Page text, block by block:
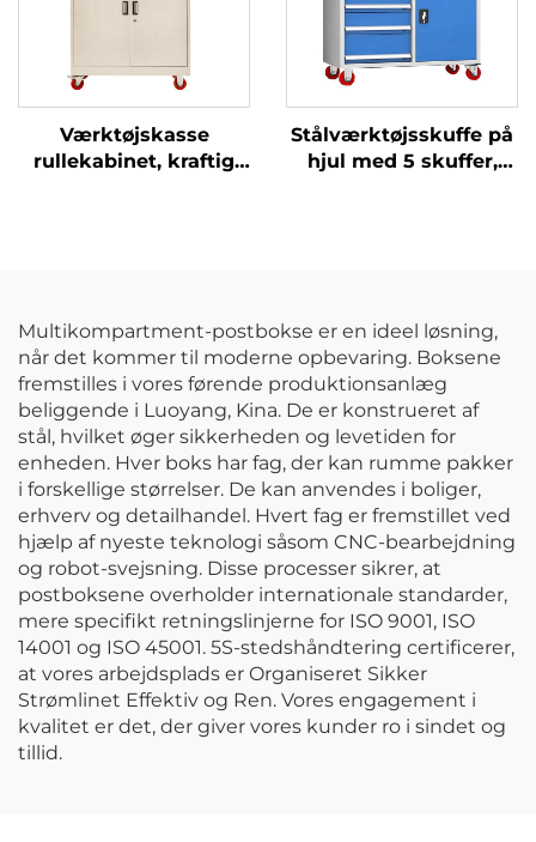
Værktøjskasse
rullekabinet, kraftig
bilværksted
Stålværktøjsskuffe på
hjul med 5 skuffer,
kabinet
Multikompartment-postbokse er en ideel løsning,
når det kommer til moderne opbevaring. Boksene
fremstilles i vores førende produktionsanlæg
beliggende i Luoyang, Kina. De er konstrueret af
stål, hvilket øger sikkerheden og levetiden for
enheden. Hver boks har fag, der kan rumme pakker
i forskellige størrelser. De kan anvendes i boliger,
erhverv og detailhandel. Hvert fag er fremstillet ved
hjælp af nyeste teknologi såsom CNC-bearbejdning
og robot-svejsning. Disse processer sikrer, at
postboksene overholder internationale standarder,
mere specifikt retningslinjerne for ISO 9001, ISO
14001 og ISO 45001. 5S-stedshåndtering certificerer,
at vores arbejdsplads er Organiseret Sikker
Strømlinet Effektiv og Ren. Vores engagement i
kvalitet er det, der giver vores kunder ro i sindet og
tillid.